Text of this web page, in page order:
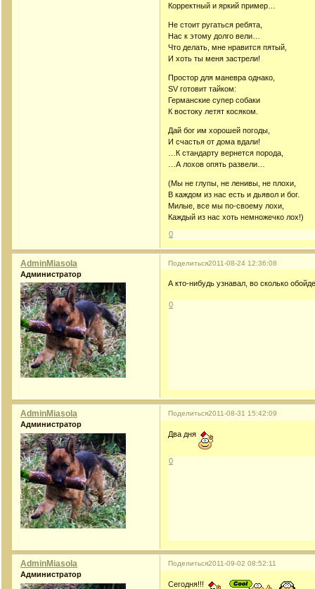
Корректный и яркий пример…
Не стоит ругаться ребята,
Нас к этому долго вели…
Что делать, мне нравится пятый,
И хоть ты меня застрели!
Простор для маневра однако,
SV готовит тайком:
Германские супер собаки
К востоку летят косяком.
Дай бог им хорошей погоды,
И счастья от дома вдали!
…К стандарту вернется порода,
…А лохов опять развели…
(Мы не глупы, не ленивы, не плохи,
В каждом из нас есть и дьявол и бог.
Милые, все мы по-своему лохи,
Каждый из нас хоть немножечко лох!)
0
Поделиться2011-08-24 12:36:08
AdminMiasola
Администратор
А кто-нибудь узнавал, во сколько
0
Поделиться2011-08-31 15:42:09
AdminMiasola
Администратор
Два дня
0
Поделиться2011-09-02 08:52:11
AdminMiasola
Администратор
Сегодня!!!